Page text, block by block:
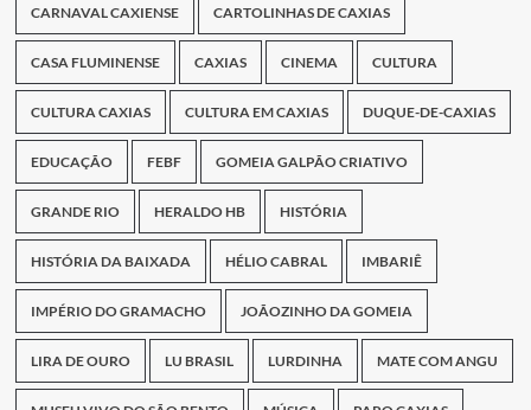
CARNAVAL CAXIENSE CARTOLINHAS DE CAXIAS
CASA FLUMINENSE CAXIAS CINEMA CULTURA
CULTURA CAXIAS CULTURA EM CAXIAS DUQUE-DE-CAXIAS
EDUCAÇÃO FEBF GOMEIA GALPÃO CRIATIVO
GRANDE RIO HERALDO HB HISTÓRIA
HISTÓRIA DA BAIXADA HÉLIO CABRAL IMBARIÊ
IMPÉRIO DO GRAMACHO JOÃOZINHO DA GOMEIA
LIRA DE OURO LU BRASIL LURDINHA MATE COM ANGU